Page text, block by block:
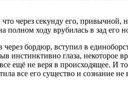
через секунду его,
полном ходу врубилась в зад его
бордюр, вступил в
глаза, некоторое
ещё не веря в происходящее. И
все его существо и сознание